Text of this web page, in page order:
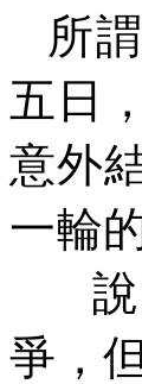
所
五日
意外
一輪
爭，